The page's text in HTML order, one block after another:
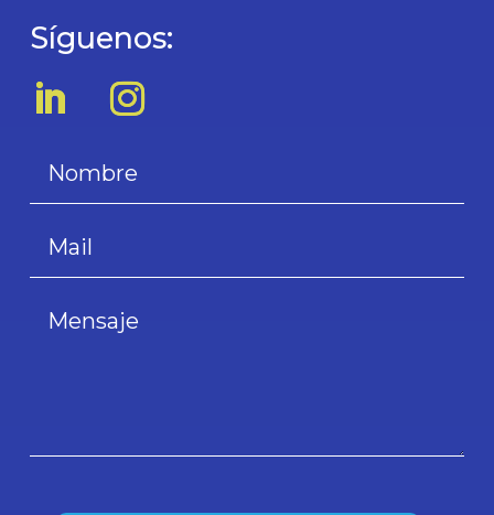
Síguenos: